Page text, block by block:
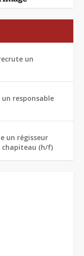
un
responsable
un régisseur
(h/f)